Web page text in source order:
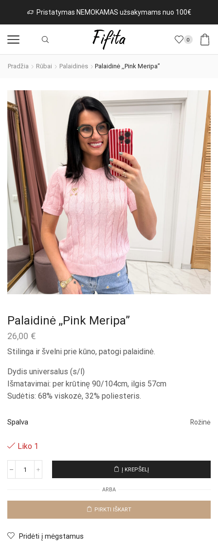
Naujos prekės iš Italijos kasdien!
0
Pradžia Rūbai Palaidinės Palaidinė ,,Pink Meripa”
Palaidinė ,,Pink Meripa”
26,00 €
Stilinga ir švelni prie kūno, patogi palaidinė.
Dydis universalus (s/l)
Išmatavimai: per krūtinę 90/104cm, ilgis 57cm
Sudėtis: 68% viskozė, 32% poliesteris.
Spalva Rožinė
Liko 1
produkto
,,Pink
Į KREPŠELĮ
ARBA
PIRKTI IŠKART
Pridėti į mėgstamus